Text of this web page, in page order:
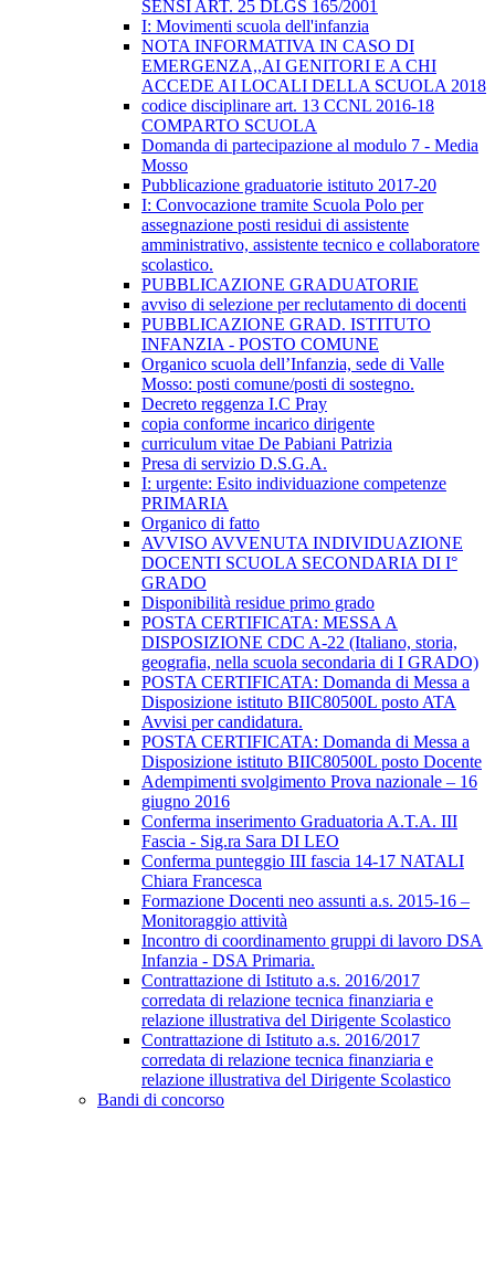
SENSI ART. 25 DLGS 165/2001
I: Movimenti scuola dell'infanzia
NOTA INFORMATIVA IN CASO DI
EMERGENZA,,AI GENITORI E A CHI
ACCEDE AI LOCALI DELLA SCUOLA 2018
codice disciplinare art. 13 CCNL 2016-18
COMPARTO SCUOLA
Domanda di partecipazione al modulo 7 - Media
Mosso
Pubblicazione graduatorie istituto 2017-20
I: Convocazione tramite Scuola Polo per
assegnazione posti residui di assistente
amministrativo, assistente tecnico e collaboratore
scolastico.
PUBBLICAZIONE GRADUATORIE
avviso di selezione per reclutamento di docenti
PUBBLICAZIONE GRAD. ISTITUTO
INFANZIA - POSTO COMUNE
Organico scuola dell’Infanzia, sede di Valle
Mosso: posti comune/posti di sostegno.
Decreto reggenza I.C Pray
copia conforme incarico dirigente
curriculum vitae De Pabiani Patrizia
Presa di servizio D.S.G.A.
I: urgente: Esito individuazione competenze
PRIMARIA
Organico di fatto
AVVISO AVVENUTA INDIVIDUAZIONE
DOCENTI SCUOLA SECONDARIA DI I°
GRADO
Disponibilità residue primo grado
POSTA CERTIFICATA: MESSA A
DISPOSIZIONE CDC A-22 (Italiano, storia,
geografia, nella scuola secondaria di I GRADO)
POSTA CERTIFICATA: Domanda di Messa a
Disposizione istituto BIIC80500L posto ATA
Avvisi per candidatura.
POSTA CERTIFICATA: Domanda di Messa a
Disposizione istituto BIIC80500L posto Docente
Adempimenti svolgimento Prova nazionale – 16
giugno 2016
Conferma inserimento Graduatoria A.T.A. III
Fascia - Sig.ra Sara DI LEO
Conferma punteggio III fascia 14-17 NATALI
Chiara Francesca
Formazione Docenti neo assunti a.s. 2015-16 –
Monitoraggio attività
Incontro di coordinamento gruppi di lavoro DSA
Infanzia - DSA Primaria.
Contrattazione di Istituto a.s. 2016/2017
corredata di relazione tecnica finanziaria e
relazione illustrativa del Dirigente Scolastico
Contrattazione di Istituto a.s. 2016/2017
corredata di relazione tecnica finanziaria e
relazione illustrativa del Dirigente Scolastico
Bandi di concorso